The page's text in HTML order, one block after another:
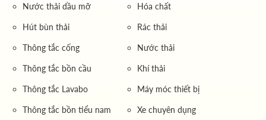
Nước thải dầu mỡ
Hút bùn thải
Thông tắc cống
Thông tắc bồn cầu
Thông tắc Lavabo
Thông tắc bồn tiểu nam
Hóa chất
Rác thải
Nước thải
Khí thải
Máy móc thiết bị
Xe chuyên dụng